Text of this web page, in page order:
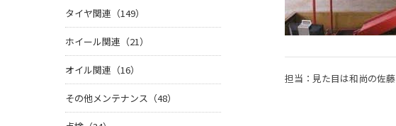
担当：見た目は和尚の佐藤
タイヤ関連（149）
ホイール関連（21）
オイル関連（16）
その他メンテナンス（48）